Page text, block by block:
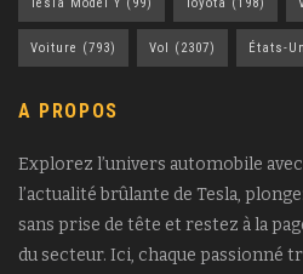
Voiture (793) Vol (2307) États-
A PROPOS
Explorez l’univers automobile
l’actualité brûlante de Tesla,
sans prise de tête et restez à la
du secteur. Ici, chaque passionné